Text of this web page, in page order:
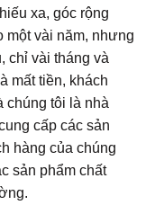
xa, góc rộng
một vài năm, nhưng
chỉ vài tháng và
mất tiền, khách
chúng tôi là nhà
cấp các sản
hàng của chúng
sản phẩm chất